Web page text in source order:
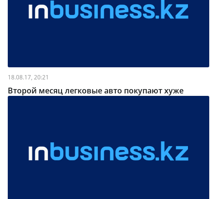
18.08.17, 20:21
Второй месяц легковые авто покупают хуже